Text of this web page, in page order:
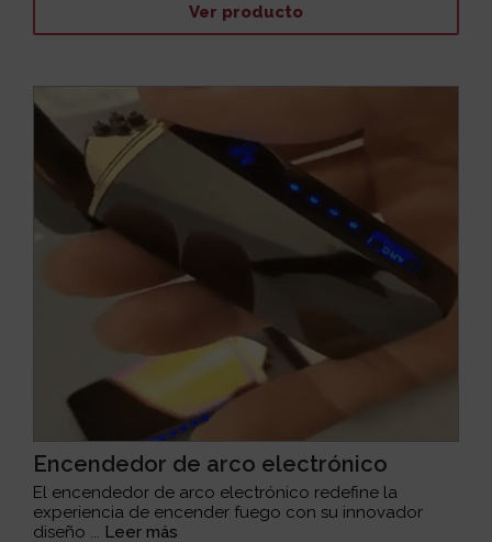
Ver producto
Encendedor de arco electrónico
El encendedor de arco electrónico redefine la
experiencia de encender fuego con su innovador
diseño ... Leer más